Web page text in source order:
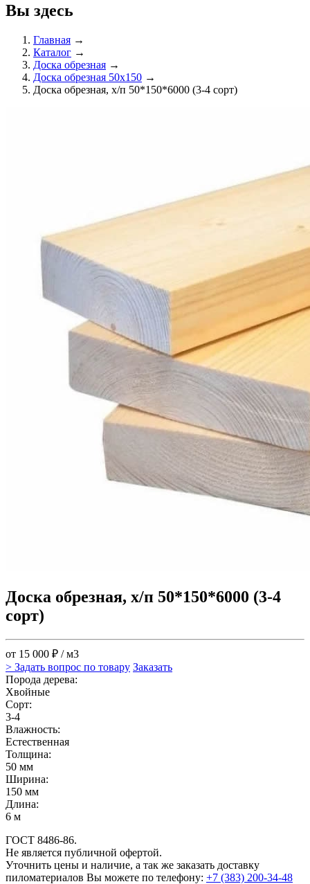
Вы здесь
Главная →
Каталог →
Доска обрезная →
Доска обрезная 50х150 →
Доска обрезная, х/п 50*150*6000 (3-4 сорт)
Доска обрезная, х/п 50*150*6000 (3-4
сорт)
от 15 000 ₽ / м3
> Задать вопрос по товару Заказать
Порода дерева:
Хвойные
Сорт:
3-4
Влажность:
Естественная
Толщина:
50 мм
Ширина:
150 мм
Длина:
6 м
ГОСТ 8486-86.
Не является публичной офертой.
Уточнить цены и наличие, а так же заказать доставку
пиломатериалов Вы можете по телефону: +7 (383) 200-34-48